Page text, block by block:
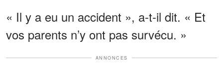
« Il y a eu un accident », a-t-il dit. « Et
vos parents n’y ont pas survécu. »
ANNONCES